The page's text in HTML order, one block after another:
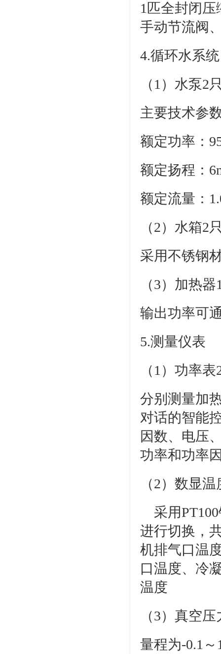
1匹全封闭
手动节流阀
4.循环水系统
（1）水泵2
主要技术参
额定功率：
额定扬程：
额定流量：
（2）水箱2
采用不锈钢
（3）加热
输出功率可
5.测量仪表
（1）功率
分别测量加
对话的智能
因数、电压
功率和功率
（2）数显
采用
进行切换，
机排气口温
口温度、冷
温度
（3）真空
量程为-0.1